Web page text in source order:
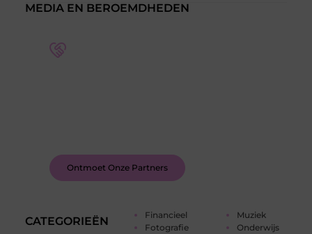
CATEGORIEËN
Financieel
Fotografie
Muziek
Onderwijs
MEDIA EN BEROEMDHEDEN
Ontmoet Onze Partners